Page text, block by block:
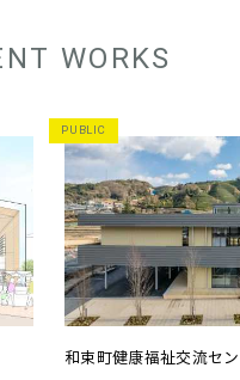
WORKS
PUBLIC
和束町健康福祉交流セ